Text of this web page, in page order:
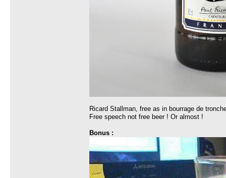
Ricard Stallman, free as in bourrage de
Free speech not free beer ! Or almost !
Bonus :